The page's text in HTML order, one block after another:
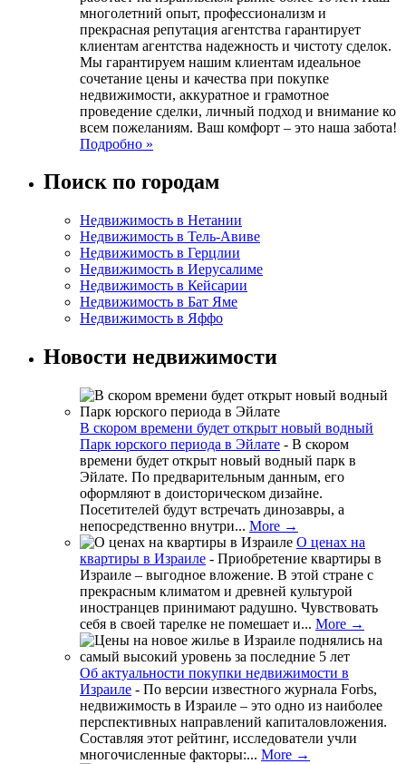
многолетний опыт, профессионализм и
прекрасная репутация агентства гарантирует
клиентам агентства надежность и чистоту сделок.
Мы гарантируем нашим клиентам идеальное
сочетание цены и качества при покупке
недвижимости, аккуратное и грамотное
проведение сделки, личный подход и внимание ко
всем пожеланиям. Ваш комфорт – это наша забота!
Подробно »
Поиск по городам
Недвижимость в Нетании
Недвижимость в Тель-Авиве
Недвижимость в Герцлии
Недвижимость в Иерусалиме
Недвижимость в Кейсарии
Недвижимость в Бат Яме
Недвижимость в Яффо
Новости недвижимости
В скором времени будет открыт новый водный
Парк юрского периода в Эйлате - В скором
времени будет открыт новый водный парк в
Эйлате. По предварительным данным, его
оформляют в доисторическом дизайне.
Посетителей будут встречать динозавры, а
непосредственно внутри... More →
О ценах на
квартиры в Израиле - Приобретение квартиры в
Израиле – выгодное вложение. В этой стране с
прекрасным климатом и древней культурой
иностранцев принимают радушно. Чувствовать
себя в своей тарелке не помешает и... More →
Об актуальности покупки недвижимости в
Израиле - По версии известного журнала Forbs,
недвижимость в Израиле – это одно из наиболее
перспективных направлений капиталовложения.
Составляя этот рейтинг, исследователи учли
многочисленные факторы:... More →